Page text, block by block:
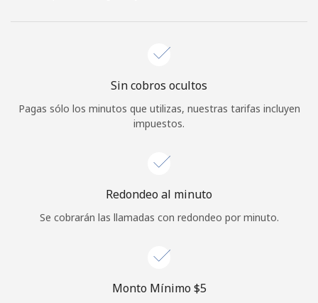
Iniciar Sesión
o
Continuar con
Sin cobros ocultos
Pagas sólo los minutos que utilizas, nuestras tarifas incluyen
impuestos.
Redondeo al minuto
Se cobrarán las llamadas con redondeo por minuto.
Monto Mínimo ⁦$5⁩